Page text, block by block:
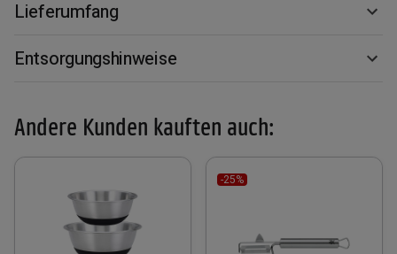
Lieferumfang
Entsorgungshinweise
Andere Kunden kauften auch:
-25%